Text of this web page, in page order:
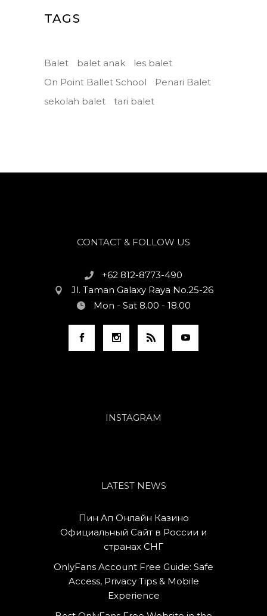
TAGS
Balet balet anak
les balet
On Point Ballet School
Penari Balet
sekolah balet
tari balet
CONTACT & FOLLOW US
+62 812-8773-490
Jl. Taman Galaxy Raya No.25-26
Mon - Sat 8.00 - 18.00
INSTAGRAM
LATEST NEWS
Пин Ап Онлайн Казино
Официальный Сайт в России и
странах СНГ
OnlyFans Account Free Guide: Safe
Access, Privacy Tips & Mobile
Experience